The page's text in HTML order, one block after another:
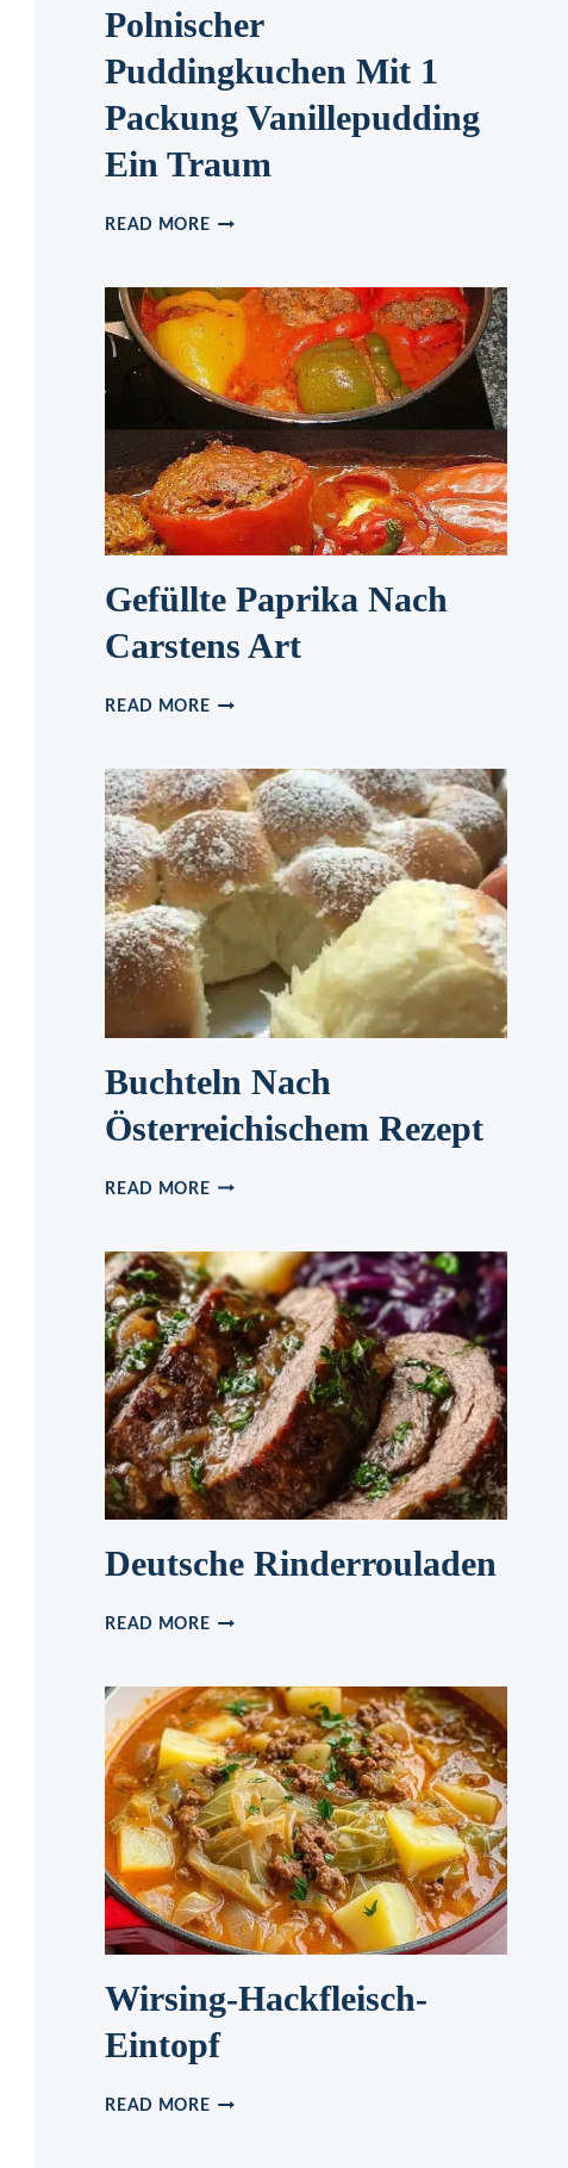
Polnischer
Puddingkuchen Mit 1
Packung Vanillepudding
Ein Traum
READ MOREPOLNISCHER
1
PACKUNG
VANILLEPUDDING
EIN
TRAUM
Gefüllte Paprika Nach
Carstens Art
READ MOREGEFÜLLTE
CARSTENS
ART
Buchteln Nach
Österreichischem Rezept
READ MOREBUCHTELN
REZEPT
Deutsche Rinderrouladen
READ MOREDEUTSCHE
Wirsing-Hackfleisch-
Eintopf
READ MOREWIRSING-